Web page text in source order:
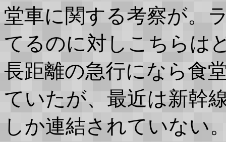
堂車に関する考察が。
てるのに対しこちらは
長距離の急行になら食
ていたが、最近は新幹
しか連結されていない